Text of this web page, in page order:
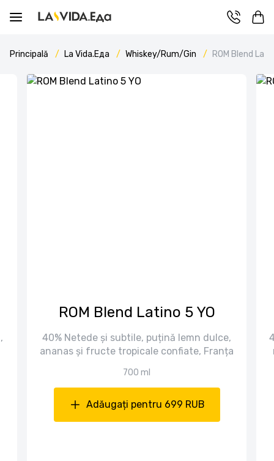
Principală La Vida.Еда Whiskey/Rum/Gin ROM Blend
ROM Blend Latino 5 YO
40% Netede și subtile, puțină lemn dulce,
ananas și fructe tropicale confiate, Franța
700 ml
Adăugați pentru 699 RUB